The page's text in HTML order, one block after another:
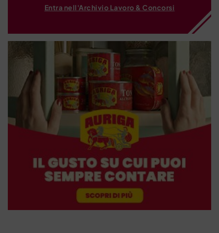
Entra nell'Archivio Lavoro & Concorsi